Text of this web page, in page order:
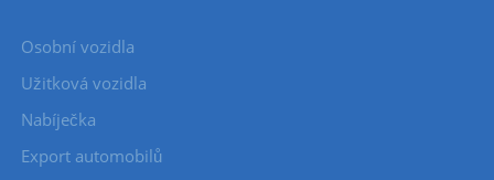
Osobní vozidla
Užitková vozidla
Nabíječka
Export automobilů